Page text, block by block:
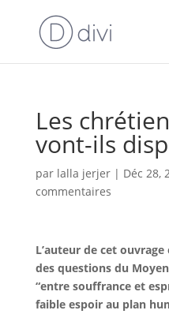
Les
vont-ils
par lalla jerjer| Déc 28,
commentaires
L’auteur de cet
des questions du
“entre souffrance et
faible espoir au plan